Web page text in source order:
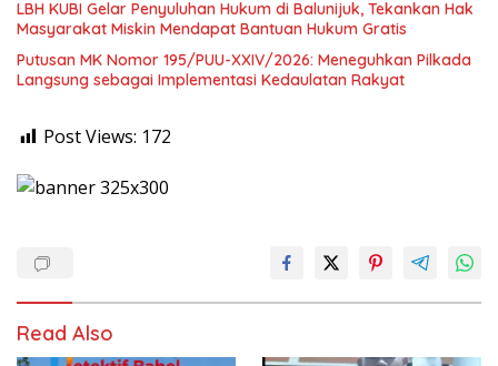
LBH KUBI Gelar Penyuluhan Hukum di Balunijuk, Tekankan Hak
Masyarakat Miskin Mendapat Bantuan Hukum Gratis
Putusan MK Nomor 195/PUU-XXIV/2026: Meneguhkan Pilkada
Langsung sebagai Implementasi Kedaulatan Rakyat
Post Views: 172
Read Also